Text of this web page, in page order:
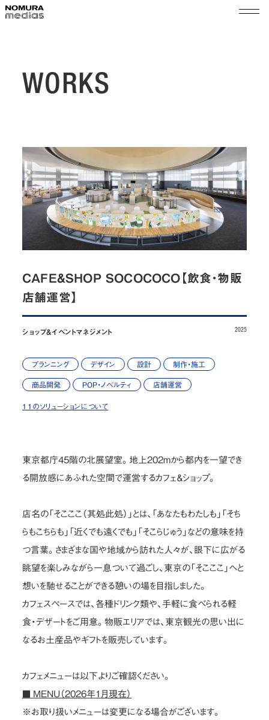
ノムラメディアスとは
ショップ＆イベントマネジメント
代表メッセージ
会社概要
組織図
沿革
拠点
乃村工藝社グループ
サステナビリティ
ニュース
採用
お問い合わせ
JP / EN
プライバシーポリシー
ご利用規約・免責事項
サイトマップ
内部通報窓口
WORKS
CAFE&SHOP SOCOCOCO【飲食・物販
店舗運営】
ショップ&イベントマネジメント 2025
プランニング デザイン 設計 制作・施工
商品開発 POP・ノベルティ 店舗運営
11のソリューションについて
東京都庁45階の北展望室。地上202mから都内を一望でき
る開放感にあふれた空間で運営するカフェ＆ショップ。
店名の「そこここ（其処此処）」とは、「あなたもわたしも」「そち
らもこちらも」「近くでも遠くでも」「そこらじゅう」などの意味を持
つ言葉。さまざまな国や地域から訪れた人々が、眼下に広がる
眺望を楽しみながら一息ついて過ごし、東京の「そこここ」へと
想いを馳せることができる憩いの場を目指しました。
カフェスペースでは、各種ドリンク類や、手軽に食べられる軽
食・デザートをご用意。物販エリアでは、東京観光の思い出に
なるお土産品やギフトを販売しています。
カフェメニューは以下よりご確認ください。
MENU（2026年1月現在）
※お取り扱いメニューは変更になる場合がございます。